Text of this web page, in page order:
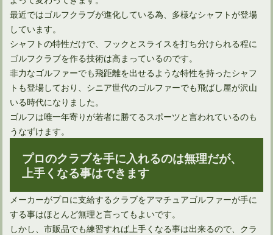
最近ではゴルフクラブが進化している為、多様なシャフトが登場
しています。
シャフトの特性だけで、フックとスライスを打ち分けられる程に
ゴルフクラブを作る技術は高まっているのです。
非力なゴルファーでも飛距離を出せるような特性を持ったシャフ
トも登場しており、シニア世代のゴルファーでも飛ばし屋が沢山
いる時代になりました。
ゴルフは唯一年寄りが若者に勝てるスポーツと言われているのも
うなずけます。
プロのクラブを手に入れるのは無理だが、
上手くなる事はできます
メーカーがプロに支給するクラブをアマチュアゴルファーが手に
する事はほとんど無理と言ってもよいです。
しかし、市販品でも練習すれば上手くなる事は出来るので、クラ